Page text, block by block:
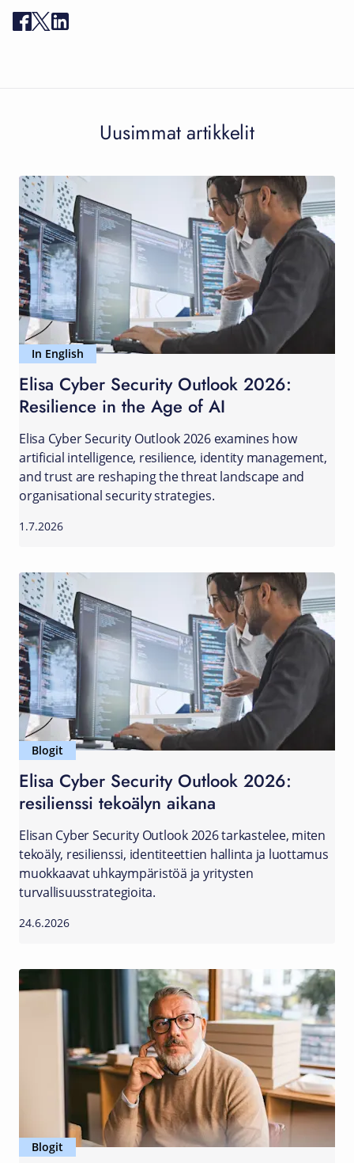
Uusimmat artikkelit
In English
Elisa Cyber Security Outlook 2026:
Resilience in the Age of AI
Elisa Cyber Security Outlook 2026 examines how
artificial intelligence, resilience, identity management,
and trust are reshaping the threat landscape and
organisational security strategies.
1.7.2026
Blogit
Elisa Cyber Security Outlook 2026:
resilienssi tekoälyn aikana
Elisan Cyber Security Outlook 2026 tarkastelee, miten
tekoäly, resilienssi, identiteettien hallinta ja luottamus
muokkaavat uhkaympäristöä ja yritysten
turvallisuusstrategioita.
24.6.2026
Blogit